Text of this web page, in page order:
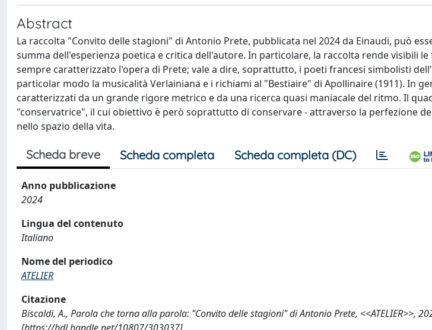
Abstract
La raccolta "Convito delle stagioni" di Antonio Prete, pubblicata nel 2024 da Einaudi, può
summa dell'esperienza poetica e critica dell'autore. In particolare, la raccolta rende visibili
sempre caratterizzato l'opera di Prete; vale a dire, soprattutto, i poeti francesi simbolisti
particolar modo la musicalità Verlainiana e i richiami al "Bestiaire" di Apollinaire (1911). In
caratterizzati da un grande rigore metrico e da una ricerca quasi maniacale del ritmo. Il
"conservatrice", il cui obiettivo è però soprattutto di conservare - attraverso la perfezione
nello spazio della vita.
Scheda breve Scheda completa Scheda completa (DC)
Anno pubblicazione
2024
Lingua del contenuto
Italiano
Nome del periodico
ATELIER
Citazione
Biscaldi, A., Parola che torna alla parola: "Convito delle stagioni" di Antonio Prete, <<ATELIER>>,